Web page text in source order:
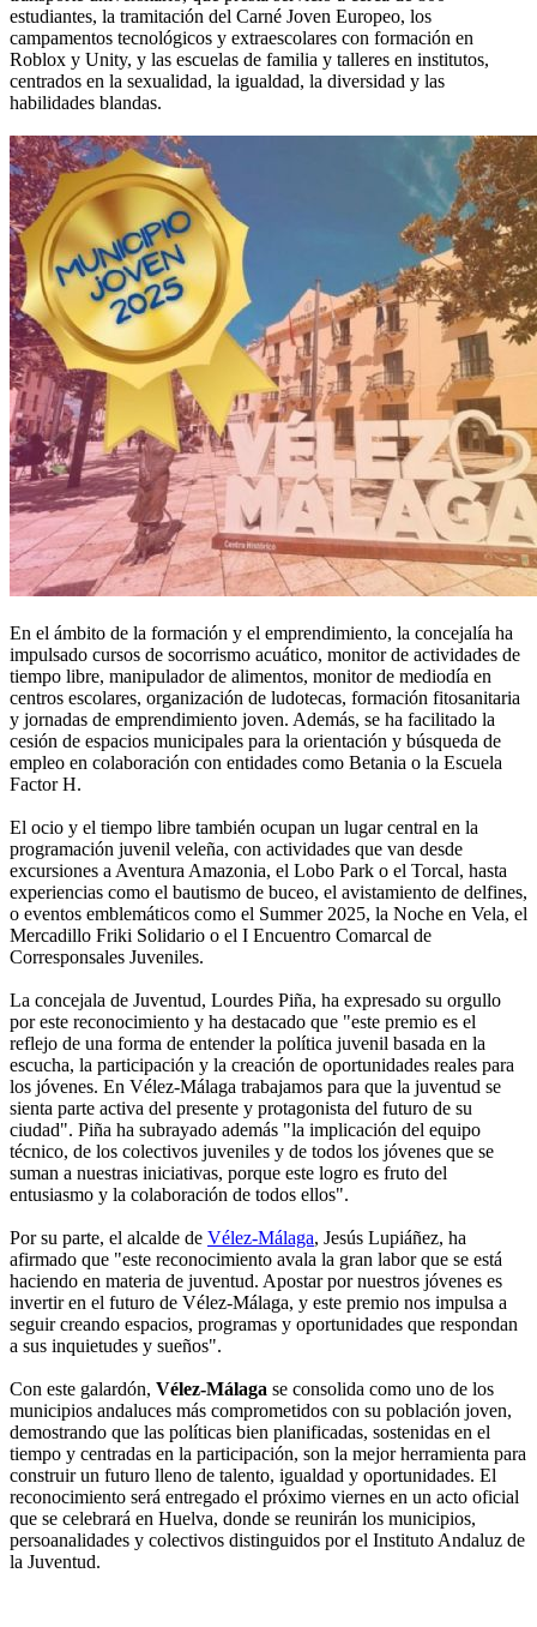
estudiantes, la tramitación del Carné Joven Europeo, los
campamentos tecnológicos y extraescolares con formación en
Roblox y Unity, y las escuelas de familia y talleres en institutos,
centrados en la sexualidad, la igualdad, la diversidad y las
habilidades blandas.
En el ámbito de la formación y el emprendimiento, la concejalía ha
impulsado cursos de socorrismo acuático, monitor de actividades de
tiempo libre, manipulador de alimentos, monitor de mediodía en
centros escolares, organización de ludotecas, formación fitosanitaria
y jornadas de emprendimiento joven. Además, se ha facilitado la
cesión de espacios municipales para la orientación y búsqueda de
empleo en colaboración con entidades como Betania o la Escuela
Factor H.
El ocio y el tiempo libre también ocupan un lugar central en la
programación juvenil veleña, con actividades que van desde
excursiones a Aventura Amazonia, el Lobo Park o el Torcal, hasta
experiencias como el bautismo de buceo, el avistamiento de delfines,
o eventos emblemáticos como el Summer 2025, la Noche en Vela, el
Mercadillo Friki Solidario o el I Encuentro Comarcal de
Corresponsales Juveniles.
La concejala de Juventud, Lourdes Piña, ha expresado su orgullo
por este reconocimiento y ha destacado que "este premio es el
reflejo de una forma de entender la política juvenil basada en la
escucha, la participación y la creación de oportunidades reales para
los jóvenes. En Vélez-Málaga trabajamos para que la juventud se
sienta parte activa del presente y protagonista del futuro de su
ciudad". Piña ha subrayado además "la implicación del equipo
técnico, de los colectivos juveniles y de todos los jóvenes que se
suman a nuestras iniciativas, porque este logro es fruto del
entusiasmo y la colaboración de todos ellos".
Por su parte, el alcalde de Vélez-Málaga, Jesús Lupiáñez, ha
afirmado que "este reconocimiento avala la gran labor que se está
haciendo en materia de juventud. Apostar por nuestros jóvenes es
invertir en el futuro de Vélez-Málaga, y este premio nos impulsa a
seguir creando espacios, programas y oportunidades que respondan
a sus inquietudes y sueños".
Con este galardón, Vélez-Málaga se consolida como uno de los
municipios andaluces más comprometidos con su población joven,
demostrando que las políticas bien planificadas, sostenidas en el
tiempo y centradas en la participación, son la mejor herramienta para
construir un futuro lleno de talento, igualdad y oportunidades. El
reconocimiento será entregado el próximo viernes en un acto oficial
que se celebrará en Huelva, donde se reunirán los municipios,
persoanalidades y colectivos distinguidos por el Instituto Andaluz de
la Juventud.